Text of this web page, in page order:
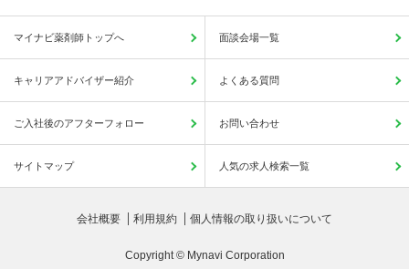
マイナビ薬剤師トップへ 面談会場一覧
キャリアアドバイザー紹介 よくある質問
ご入社後のアフターフォロー お問い合わせ
サイトマップ 人気の求人検索一覧
会社概要 利用規約 個人情報の取り扱いについて
Copyright © Mynavi Corporation